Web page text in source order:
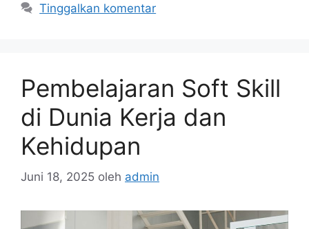
Tinggalkan komentar
Pembelajaran Soft Skill
di Dunia Kerja dan
Kehidupan
Juni 18, 2025 oleh admin